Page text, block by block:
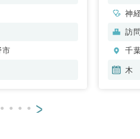
市
神
科
内
訪
千
木
>